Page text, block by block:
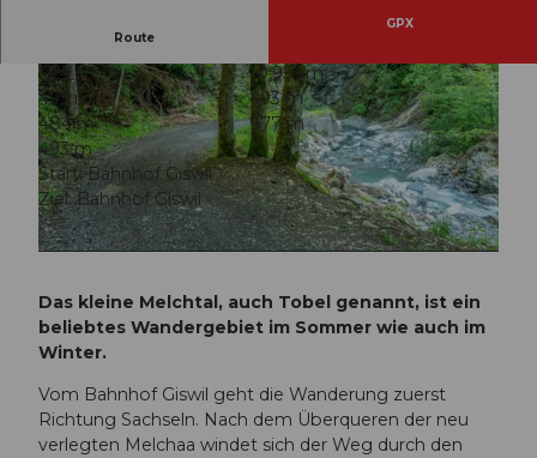
© Obwalden Tourismus, Obwalden Tourismus
Route
GPX
3:29 h
10,95 km
493 m
493 m
484 m
977 m
493 m
Start: Bahnhof Giswil
Ziel: Bahnhof Giswil
Das kleine Melchtal, auch Tobel genannt, ist ein
beliebtes Wandergebiet im Sommer wie auch im
Winter.
Vom Bahnhof Giswil geht die Wanderung zuerst
Richtung Sachseln. Nach dem Überqueren der neu
verlegten Melchaa windet sich der Weg durch den